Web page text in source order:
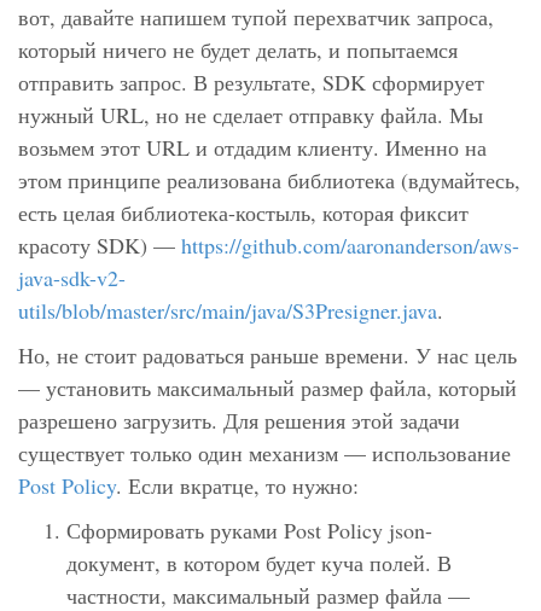
вот, давайте напишем тупой перехватчик запроса,
который ничего не будет делать, и попытаемся
отправить запрос. В результате, SDK сформирует
нужный URL, но не сделает отправку файла. Мы
возьмем этот URL и отдадим клиенту. Именно на
этом принципе реализована библиотека (вдумайтесь,
есть целая библиотека-костыль, которая фиксит
красоту SDK) — https://github.com/aaronanderson/aws-
java-sdk-v2-
utils/blob/master/src/main/java/S3Presigner.java.
Но, не стоит радоваться раньше времени. У нас цель
— установить максимальный размер файла, который
разрешено загрузить. Для решения этой задачи
существует только один механизм — использование
Post Policy. Если вкратце, то нужно:
Сформировать руками Post Policy json-
документ, в котором будет куча полей. В
частности, максимальный размер файла —